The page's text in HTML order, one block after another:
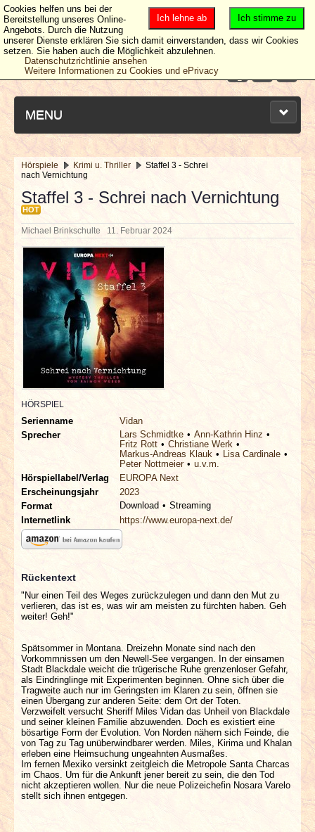
MENU
NEUESTE ARTIKEL
NEWS & DATES
BERICHTE
VERLOSUNGEN
INTERVIEWS
SPECIALS
REDAKTION
LINKS
Hörspiele Krimi u. Thriller
Staffel 3 - Schrei
nach Vernichtung
Staffel 3 - Schrei nach Vernichtung
HOT
Michael Brinkschulte 11. Februar 2024
HÖRSPIEL
Serienname
Vidan
Sprecher
Lars Schmidtke
Ann-Kathrin Hinz
Fritz Rott
Christiane Werk
Markus-Andreas Klauk
Lisa Cardinale
Peter Nottmeier
u.v.m.
Hörspiellabel/Verlag
EUROPA Next
Erscheinungsjahr
2023
Format
Download
Streaming
Internetlink
https://www.europa-next.de/
Rückentext
"Nur einen Teil des Weges zurückzulegen und dann den Mut zu
verlieren, das ist es, was wir am meisten zu fürchten haben. Geh
weiter! Geh!"
Spätsommer in Montana. Dreizehn Monate sind nach den
Vorkommnissen um den Newell-See vergangen. In der einsamen
Stadt Blackdale weicht die trügerische Ruhe grenzenloser Gefahr,
als Eindringlinge mit Experimenten beginnen. Ohne sich über die
Tragweite auch nur im Geringsten im Klaren zu sein, öffnen sie
einen Übergang zur anderen Seite: dem Ort der Toten.
Verzweifelt versucht Sheriff Miles Vidan das Unheil von Blackdale
und seiner kleinen Familie abzuwenden. Doch es existiert eine
bösartige Form der Evolution. Von Norden nähern sich Feinde, die
von Tag zu Tag unüberwindbarer werden. Miles, Kirima und Khalan
erleben eine Heimsuchung ungeahnten Ausmaßes.
Im fernen Mexiko versinkt zeitgleich die Metropole Santa Charcas
im Chaos. Um für die Ankunft jener bereit zu sein, die den Tod
nicht akzeptieren wollen. Nur die neue Polizeichefin Nosara Varelo
stellt sich ihnen entgegen.
Ich stimme zu
Ich lehne ab
Cookies helfen uns bei der
Bereitstellung unseres Online-
Angebots. Durch die Nutzung
unserer Dienste erklären Sie sich damit einverstanden, dass wir Cookies
setzen. Sie haben auch die Möglichkeit abzulehnen.
Datenschutzrichtlinie ansehen
Weitere Informationen zu Cookies und ePrivacy